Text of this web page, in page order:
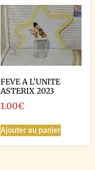
FEVE A L’UNITE
ASTERIX 2023
1.00€
Ajouter au panier